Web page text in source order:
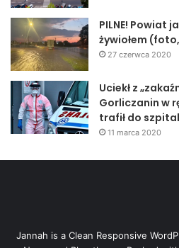
PILNE! Powiat
żywiołem
27 czerwca 2020
Uciekł z
Gorliczanin w
trafił do
11 marca 2020
Jannah is a Clean Responsive